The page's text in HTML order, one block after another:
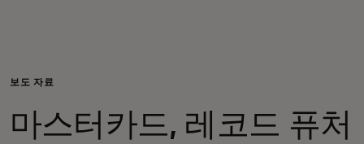
비즈니스 고객
모두를 위한 가치
보도 자료
마스터카드, 레코드 퓨처